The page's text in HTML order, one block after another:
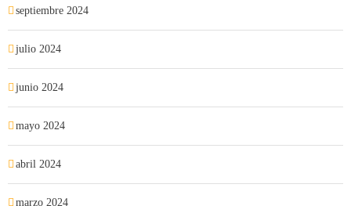
septiembre 2024
julio 2024
junio 2024
mayo 2024
abril 2024
marzo 2024